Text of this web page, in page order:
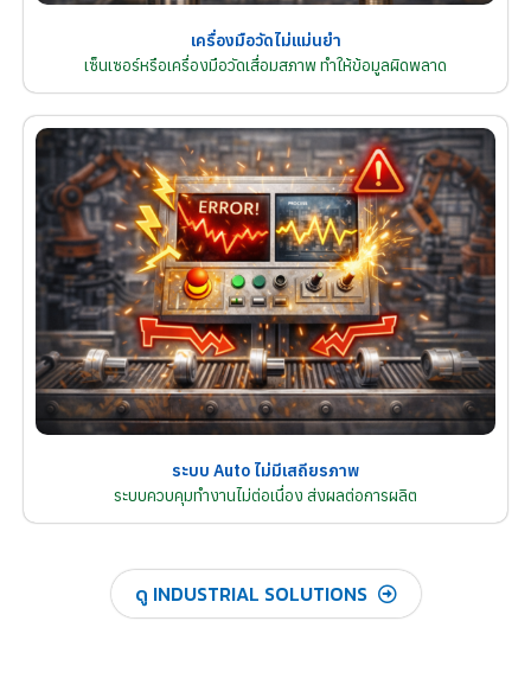
เครื่องมือวัดไม่แม่นยำ
เซ็นเซอร์หรือเครื่องมือวัดเสื่อมสภาพ ทำให้ข้อมูลผิดพลาด
ระบบ Auto ไม่มีเสถียรภาพ
ระบบควบคุมทำงานไม่ต่อเนื่อง ส่งผลต่อการผลิต
ดู INDUSTRIAL SOLUTIONS